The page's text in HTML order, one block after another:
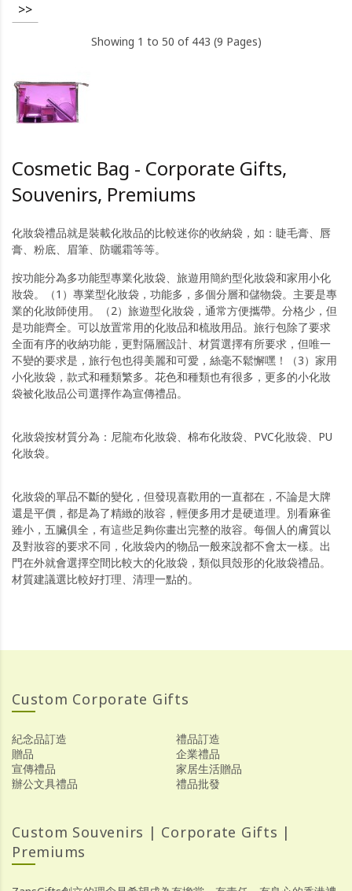
>>
Showing 1 to 50 of 443 (9 Pages)
Cosmetic Bag - Corporate Gifts,
Souvenirs, Premiums
化妝袋禮品就是裝載化妝品的比較迷你的收納袋，如：睫毛膏、唇
膏、粉底、眉筆、防曬霜等等。
按功能分為多功能型專業化妝袋、旅遊用簡約型化妝袋和家用小化
妝袋。（1）專業型化妝袋，功能多，多個分層和儲物袋。主要是專
業的化妝師使用。（2）旅遊型化妝袋，通常方便攜帶。分格少，但
是功能齊全。可以放置常用的化妝品和梳妝用品。旅行包除了要求
全面有序的收納功能，更對隔層設計、材質選擇有所要求，但唯一
不變的要求是，旅行包也得美麗和可愛，絲毫不鬆懈嘿！（3）家用
小化妝袋，款式和種類繁多。花色和種類也有很多，更多的小化妝
袋被化妝品公司選擇作為宣傳禮品。
化妝袋按材質分為：尼龍布化妝袋、棉布化妝袋、PVC化妝袋、PU
化妝袋。
化妝袋的單品不斷的變化，但發現喜歡用的一直都在，不論是大牌
還是平價，都是為了精緻的妝容，輕便多用才是硬道理。別看麻雀
雖小，五臟俱全，有這些足夠你畫出完整的妝容。每個人的膚質以
及對妝容的要求不同，化妝袋內的物品一般來說都不會太一樣。出
門在外就會選擇空間比較大的化妝袋，類似貝殼形的化妝袋禮品。
材質建議選比較好打理、清理一點的。
Custom Corporate Gifts
紀念品訂造
禮品訂造
贈品
企業禮品
宣傳禮品
家居生活贈品
辦公文具禮品
禮品批發
Custom Souvenirs | Corporate Gifts |
Premiums